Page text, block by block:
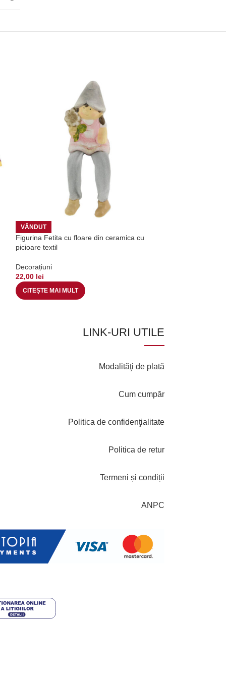
VÂNDUT
Figurina Fetita cu floare din ceramica cu
picioare textil
Decorațiuni
22,00 lei
CITEȘTE MAI MULT
LINK-URI UTILE
Modalităţi de plată
Cum cumpăr
Politica de confidenţialitate
Politica de retur
Termeni și condiții
ANPC